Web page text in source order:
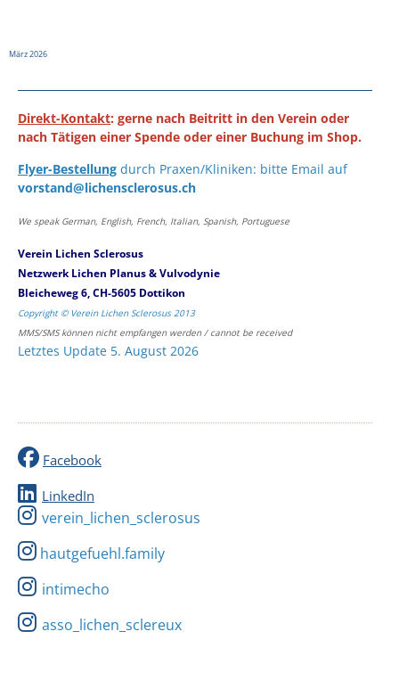
März 2026
Direkt-Kontakt: gerne nach Beitritt in den Verein oder
nach Tätigen einer Spende oder einer Buchung im Shop.
Flyer-Bestellung durch Praxen/Kliniken: bitte Email auf
vorstand@lichensclerosus.ch
We speak German, English, French, Italian, Spanish, Portuguese
Verein Lichen Sclerosus
Netzwerk Lichen Planus & Vulvodynie
Bleicheweg 6, CH-5605 Dottikon
Copyright © Verein Lichen Sclerosus 2013
MMS/SMS können nicht empfangen werden / cannot be received
Letztes Update 5. August 2026
Facebook
LinkedIn
verein_lichen_sclerosus
hautgefuehl.family
intimecho
asso_lichen_sclereux